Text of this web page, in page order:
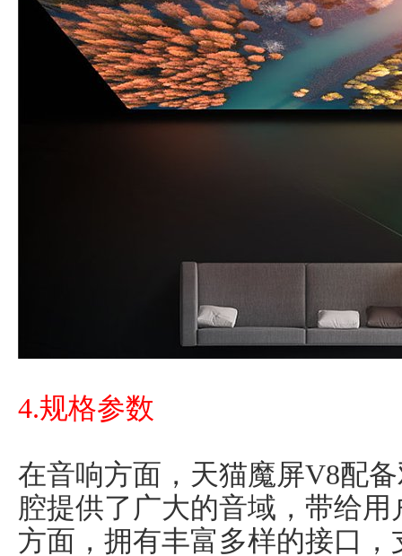
4.规格参数
在音响方面，天猫魔屏V8配
腔提供了广大的音域，带给
方面，拥有丰富多样的接口